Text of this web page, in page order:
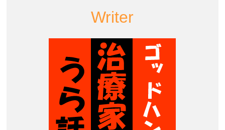
Writer